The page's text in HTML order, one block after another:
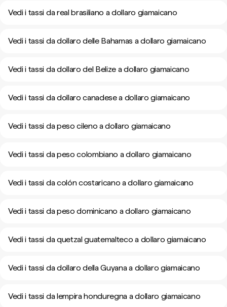
Vedi i tassi da real brasiliano a dollaro giamaicano
Vedi i tassi da dollaro delle Bahamas a dollaro giamaicano
Vedi i tassi da dollaro del Belize a dollaro giamaicano
Vedi i tassi da dollaro canadese a dollaro giamaicano
Vedi i tassi da peso cileno a dollaro giamaicano
Vedi i tassi da peso colombiano a dollaro giamaicano
Vedi i tassi da colón costaricano a dollaro giamaicano
Vedi i tassi da peso dominicano a dollaro giamaicano
Vedi i tassi da quetzal guatemalteco a dollaro giamaicano
Vedi i tassi da dollaro della Guyana a dollaro giamaicano
Vedi i tassi da lempira honduregna a dollaro giamaicano